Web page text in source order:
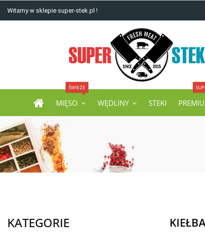
Witamy w sklepie super-stek.pl !
MIĘSO
ŚWIEŻE
WĘDLINY STEKI
KATEGORIE